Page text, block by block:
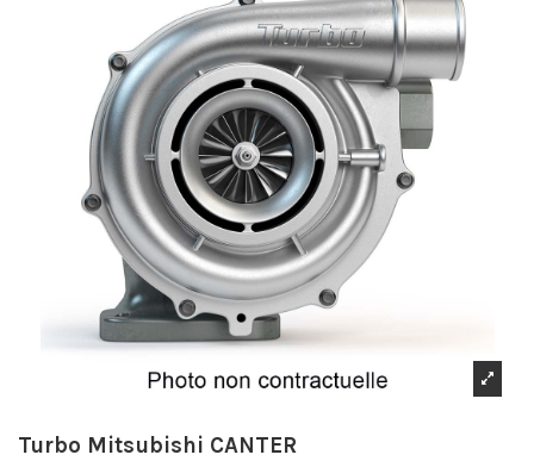
Turbo Mitsubishi CANTER